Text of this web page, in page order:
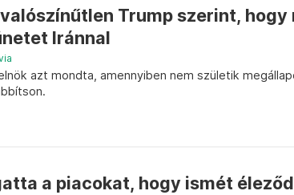
Trump szerint,
Iránnal
azt mondta, amennyiben nem születik
a piacokat, hogy ismét